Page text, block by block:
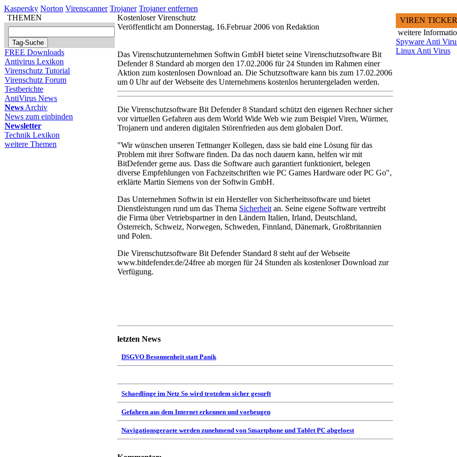
Kaspersky Norton Virenscanner Trojaner Trojaner entfernen
THEMEN
FREE Downloads
Antivirus Lexikon
Virenschutz Tutorial
Virenschutz Forum
Testberichte
AntiVirus News
News Archiv
News zum einbinden
Newsletter
Technik Lexikon
weitere Themen
Kostenloser Virenschutz
Veröffentlicht am Donnerstag, 16.Februar 2006 von Redaktion
Das Virenschutzunternehmen Softwin GmbH bietet seine Virenschutzsoftware Bit
Defender 8 Standard ab morgen den 17.02.2006 für 24 Stunden im Rahmen einer
Aktion zum kostenlosen Download an. Die Schutzsoftware kann bis zum 17.02.2006
um 0 Uhr auf der Webseite des Unternehmens kostenlos heruntergeladen werden.
Die Virenschutzsoftware Bit Defender 8 Standard schützt den eigenen Rechner sicher
vor virtuellen Gefahren aus dem World Wide Web wie zum Beispiel Viren, Würmer,
Trojanern und anderen digitalen Störenfrieden aus dem globalen Dorf.
"Wir wünschen unseren Tettnanger Kollegen, dass sie bald eine Lösung für das
Problem mit ihrer Software finden. Da das noch dauern kann, helfen wir mit
BitDefender gerne aus. Dass die Software auch garantiert funktioniert, belegen
diverse Empfehlungen von Fachzeitschriften wie PC Games Hardware oder PC Go",
erklärte Martin Siemens von der Softwin GmbH.
Das Unternehmen Softwin ist ein Hersteller von Sicherheitssoftware und bietet
Dienstleistungen rund um das Thema Sicherheit an. Seine eigene Software vertreibt
die Firma über Vetriebspartner in den Ländern Italien, Irland, Deutschland,
Österreich, Schweiz, Norwegen, Schweden, Finnland, Dänemark, Großbritannien
und Polen.
Die Virenschutzsoftware Bit Defender Standard 8 steht auf der Webseite
www.bitdefender.de/24free ab morgen für 24 Stunden als kostenloser Download zur
Verfügung.
letzten News
DSGVO Besonnenheit statt Panik
Schaedlinge im Netz So wird trotzdem sicher gesurft
Gefahren aus dem Internet erkennen und vorbeugen
Navigationsgeraete werden zunehmend von Smartphone und Tablet PC abgeloest
VIREN TICKER
weitere
Spyware Anti
Linux Anti Virus